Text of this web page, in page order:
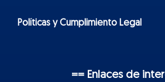
Políticas y Cumplimiento Legal
== Enlaces de